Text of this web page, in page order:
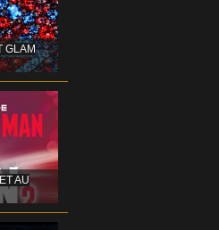
GLAM
AU